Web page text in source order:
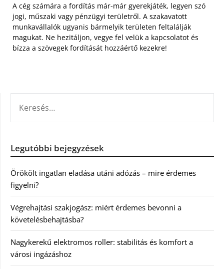
A cég számára a fordítás már-már gyerekjáték, legyen szó
jogi, műszaki vagy pénzügyi területről. A szakavatott
munkavállalók ugyanis bármelyik területen feltalálják
magukat. Ne hezitáljon, vegye fel velük a kapcsolatot és
bízza a szövegek fordítását hozzáértő kezekre!
Legutóbbi bejegyzések
Örökölt ingatlan eladása utáni adózás – mire érdemes
figyelni?
Végrehajtási szakjogász: miért érdemes bevonni a
követelésbehajtásba?
Nagykerekű elektromos roller: stabilitás és komfort a
városi ingázáshoz